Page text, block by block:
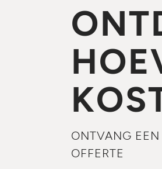
ONTVANG EEN
OFFERTE